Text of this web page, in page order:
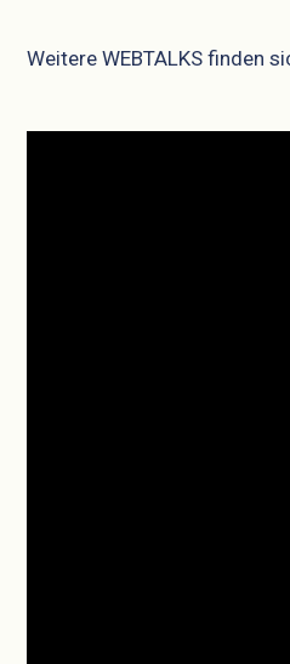
Weitere WEBTALKS finden